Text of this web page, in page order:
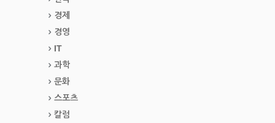
경제
경영
IT
과학
문화
스포츠
칼럼